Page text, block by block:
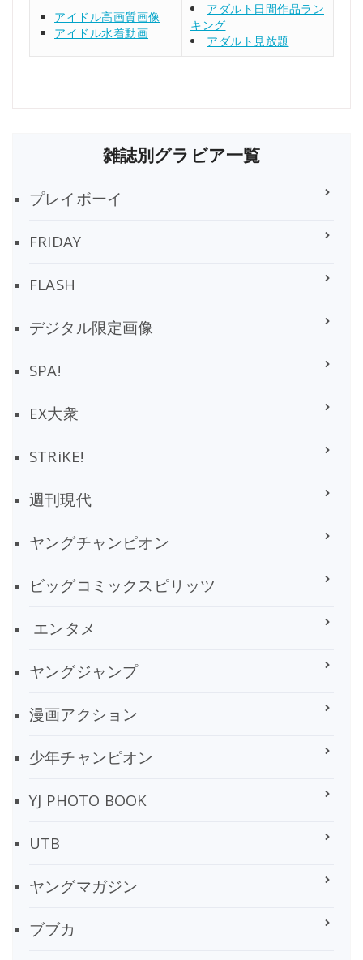
アイドル高画質画像
アイドル水着動画
アダルト日間作品ラン
キング
アダルト見放題
雑誌別グラビア一覧
プレイボーイ
FRIDAY
FLASH
デジタル限定画像
SPA!
EX大衆
STRiKE!
週刊現代
ヤングチャンピオン
ビッグコミックスピリッツ
エンタメ
ヤングジャンプ
漫画アクション
少年チャンピオン
YJ PHOTO BOOK
UTB
ヤングマガジン
ブブカ